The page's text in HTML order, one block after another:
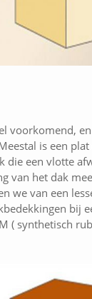
voorkomend,
is een
die een vlotte
van het dak
we van een
bij
( synthetisch